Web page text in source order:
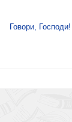
Говори,